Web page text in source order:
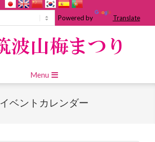
Powered by Translate
Menu
イベントカレンダー